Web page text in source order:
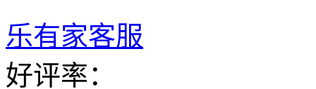
乐有家客服
好评率：